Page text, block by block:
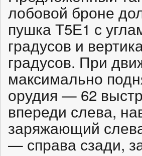
лобовой броне
пушка Т5Е1 с
градусов и
градусов. При
максимально
орудия — 62
впереди слева,
заряжающий
— справа сзади,